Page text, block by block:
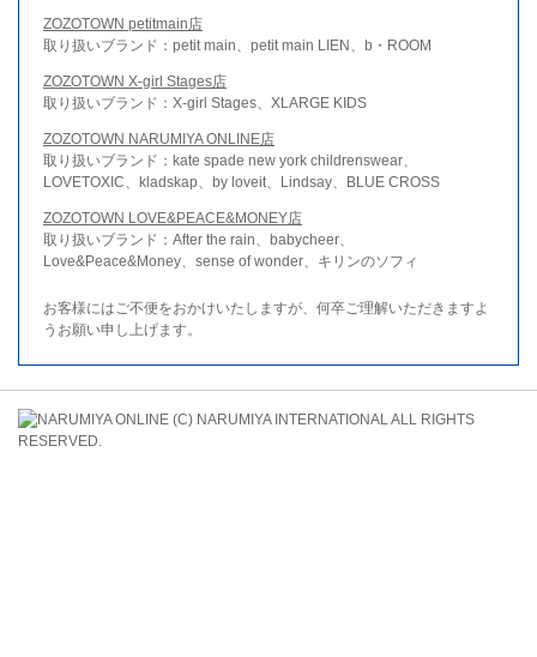
ZOZOTOWN petitmain店
取り扱いブランド：petit main、petit main LIEN、b・ROOM
ZOZOTOWN X-girl Stages店
取り扱いブランド：X-girl Stages、XLARGE KIDS
ZOZOTOWN NARUMIYA ONLINE店
取り扱いブランド：kate spade new york childrenswear、
LOVETOXIC、kladskap、by loveit、Lindsay、BLUE CROSS
ZOZOTOWN LOVE&PEACE&MONEY店
取り扱いブランド：After the rain、babycheer、
Love&Peace&Money、sense of wonder、キリンのソフィ
お客様にはご不便をおかけいたしますが、何卒ご理解いただきますよ
うお願い申し上げます。